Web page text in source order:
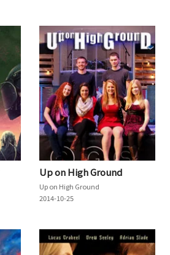
Up on High Ground
Up on High Ground
2014-10-25